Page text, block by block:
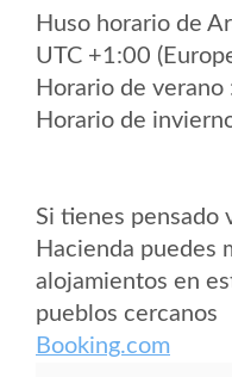
Huso horario de
UTC +1:00
Horario de verano
Horario de
Si tienes pensado
Hacienda puedes
alojamientos en
pueblos cercanos
Booking.com